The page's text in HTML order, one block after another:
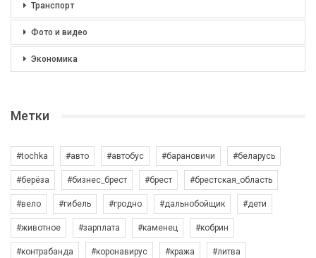
Транспорт
Фото и видео
Экономика
Метки
#tochka #авто #автобус #барановичи #беларусь
#берёза #бизнес_брест #брест #брестская_область
#вело #гибель #гродно #дальнобойщик #дети
#животное #зарплата #каменец #кобрин
#контрабанда #коронавирус #кража #литва